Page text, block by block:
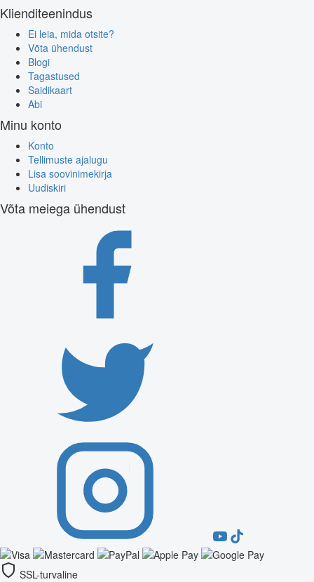
Klienditeenindus
Ei leia, mida otsite?
Võta ühendust
Blogi
Tagastused
Saidikaart
Abi
Minu konto
Konto
Tellimuste ajalugu
Lisa soovinimekirja
Uudiskiri
Võta meiega ühendust
SSL-turvaline